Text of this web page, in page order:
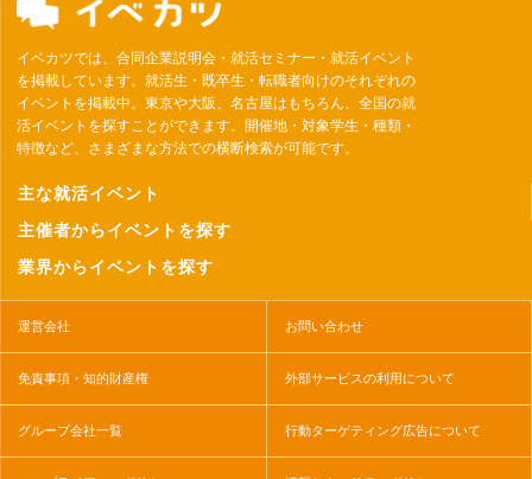
イベカツでは、合同企業説明会・就活セミナー・就活イベント
を掲載しています。就活生・既卒生・転職者向けのそれぞれの
イベントを掲載中。東京や大阪、名古屋はもちろん、全国の就
活イベントを探すことができます。開催地・対象学生・種類・
特徴など、さまざまな方法での横断検索が可能です。
主な就活イベント
主催者からイベントを探す
業界からイベントを探す
運営会社 お問い合わせ
免責事項・知的財産権 外部サービスの利用について
グループ会社一覧 行動ターゲティング広告について